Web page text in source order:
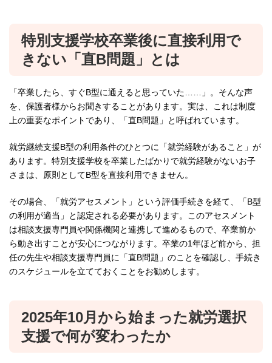
特別支援学校卒業後に直接利用で
きない「直B問題」とは
「卒業したら、すぐB型に通えると思っていた……」。そんな声
を、保護者様からお聞きすることがあります。実は、これは制度
上の重要なポイントであり、「直B問題」と呼ばれています。
就労継続支援B型の利用条件のひとつに「就労経験があること」が
あります。特別支援学校を卒業したばかりで就労経験がないお子
さまは、原則としてB型を直接利用できません。
その場合、「就労アセスメント」という評価手続きを経て、「B型
の利用が適当」と認定される必要があります。このアセスメント
は相談支援専門員や関係機関と連携して進めるもので、卒業前か
ら動き出すことが安心につながります。卒業の1年ほど前から、担
任の先生や相談支援専門員に「直B問題」のことを確認し、手続き
のスケジュールを立てておくことをお勧めします。
2025年10月から始まった就労選択
支援で何が変わったか